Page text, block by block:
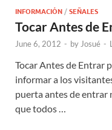
INFORMACIÓN /SEÑALES
Tocar Antes de
June 6, 2012 - by Josué -
Tocar Antes de Entrar
informar a los
puerta antes de entrar
que todos …